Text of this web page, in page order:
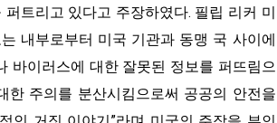
트리고 있다고 주장하였다. 필립 리커 미
내부로부터 미국 기관과 동맹 국 사이에
바이러스에 대한 잘못된 정보를 퍼뜨림으
한 주의를 분산시킴으로써 공공의 안전을